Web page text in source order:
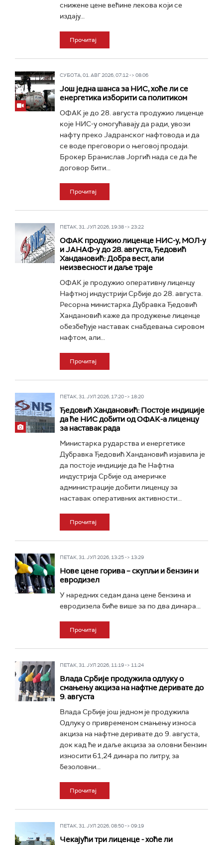
снижене цене већине лекова који се
издају...
Прочитај
СУБОТА, 01. АВГ 2026, 07:12 -> 08:06
Још једна шанса за НИС, хоће ли се
енергетика изборити са политиком
ОФАК је до 28. августа продужио лиценце
које НИС-у омогућавају да ради, увози
нафту преко Јадранског нафтовода и да
се воде преговори о његовој продаји.
Брокер Бранислав Јоргић нада се да ће
договор бити...
Прочитај
ПЕТАК, 31. ЈУЛ 2026, 19:38 -> 23:22
ОФАК продужио лиценце НИС-у, МОЛ-у
и ЈАНАФ-у до 28. августа, Ђедовић
Хандановић: Добра вест, али
неизвесност и даље траје
ОФАК је продужио оперативну лиценцу
Нафтној индустрији Србије до 28. августа.
Ресорна министарка Дубравка Ђедовић
Хандановић каже да продужење лиценце
обезбеђује наставак снабдевања сировом
нафтом, али...
Прочитај
ПЕТАК, 31. ЈУЛ 2026, 17:20 -> 18:20
Ђедовић Хандановић: Постоје индиције
да ће НИС добити од ОФАК-а лиценцу
за наставак рада
Министарка рударства и енергетике
Дубравка Ђедовић Хандановић изјавила је
да постоје индиције да ће Нафтна
индустрија Србије од америчке
администрације добити лиценцу за
наставак оперативних активности...
Прочитај
ПЕТАК, 31. ЈУЛ 2026, 13:25 -> 13:29
Нове цене горива – скупљи и бензин и
евродизел
У наредних седам дана цене бензина и
евродизела биће више за по два динара...
Прочитај
ПЕТАК, 31. ЈУЛ 2026, 11:19 -> 11:24
Влада Србије продужила одлуку о
смањењу акциза на нафтне деривате до
9. августа
Влада Србије још једном је продужила
Одлуку о привременом смањењу износа
акциза на нафтне деривате до 9. августа,
док кад ће и даље акциза за оловни бензин
износити 61,24 динара по литру, за
безоловни...
Прочитај
ПЕТАК, 31. ЈУЛ 2026, 08:50 -> 09:19
Чекајући три лиценце - хоће ли